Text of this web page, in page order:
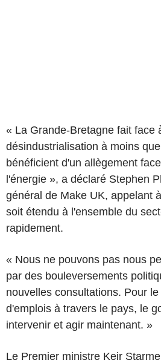
« La Grande-Bretagne fait face
désindustrialisation à moins
bénéficient d'un allègement
l'énergie », a déclaré Stephen
général de Make UK, appelant
soit étendu à l'ensemble du
rapidement.
« Nous ne pouvons pas nous
par des bouleversements
nouvelles consultations. Pour
d'emplois à travers le pays, le
intervenir et agir maintenant. »
Le Premier ministre Keir